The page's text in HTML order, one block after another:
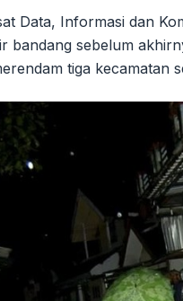
Data, Informasi dan
bandang sebelum
tiga kecamatan